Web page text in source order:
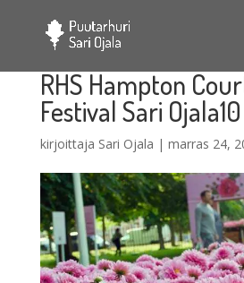
RHS Hampton
Festival Sari Ojala10
kirjoittaja Sari Ojala | marras 24,